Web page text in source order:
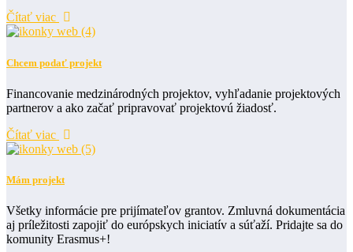
Čítať viac
Chcem podať projekt
Financovanie medzinárodných projektov, vyhľadanie projektových
partnerov a ako začať pripravovať projektovú žiadosť.
Čítať viac
Mám projekt
Všetky informácie pre prijímateľov grantov. Zmluvná dokumentácia
aj príležitosti zapojiť do európskych iniciatív a súťaží. Pridajte sa do
komunity Erasmus+!